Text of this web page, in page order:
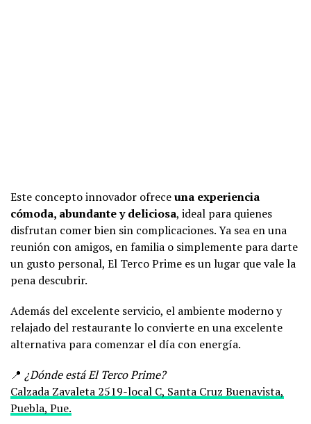
Este concepto innovador ofreceuna experiencia
cómoda, abundante y deliciosa, ideal para quienes
disfrutan comer bien sin complicaciones. Ya sea en una
reunión con amigos, en familia o simplemente para darte
un gusto personal, El Terco Prime es un lugar que vale la
pena descubrir.
Además del excelente servicio, el ambiente moderno y
relajado del restaurante lo convierte en una excelente
alternativa para comenzar el día con energía.
📍 ¿Dónde está El Terco Prime?
Calzada Zavaleta 2519-local C, Santa Cruz Buenavista,
Puebla, Pue.